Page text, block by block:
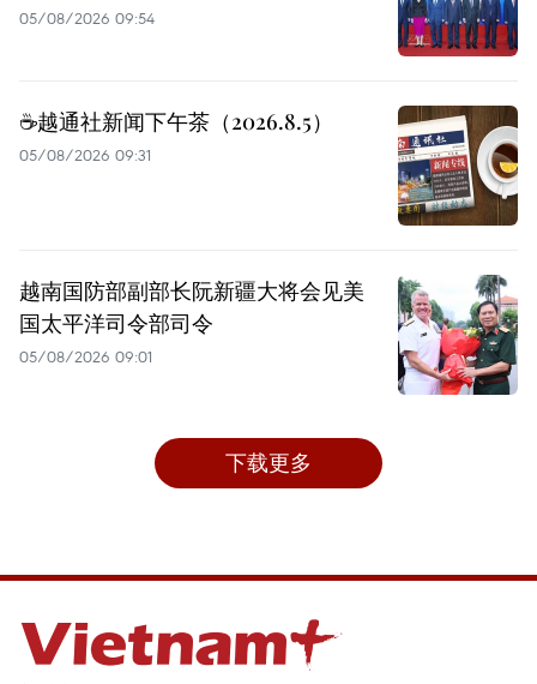
05/08/2026 09:54
☕️越通社新闻下午茶（2026.8.5）
05/08/2026 09:31
越南国防部副部长阮新疆大将会见美
国太平洋司令部司令
05/08/2026 09:01
下载更多